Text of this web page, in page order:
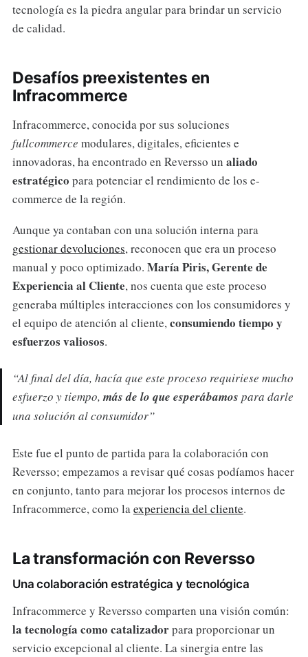
tecnología es la piedra angular para brindar un servicio
de calidad.
Desafíos preexistentes en
Infracommerce
Infracommerce, conocida por sus soluciones
fullcommerce modulares, digitales, eficientes e
innovadoras, ha encontrado en Reversso un aliado
estratégico para potenciar el rendimiento de los e-
commerce de la región.
Aunque ya contaban con una solución interna para
gestionar devoluciones, reconocen que era un proceso
manual y poco optimizado. María Piris, Gerente de
Experiencia al Cliente, nos cuenta que este proceso
generaba múltiples interacciones con los consumidores y
el equipo de atención al cliente, consumiendo tiempo y
esfuerzos valiosos.
“Al final del día, hacía que este proceso requiriese mucho
esfuerzo y tiempo, más de lo que esperábamos para darle
una solución al consumidor”
Este fue el punto de partida para la colaboración con
Reversso; empezamos a revisar qué cosas podíamos hacer
en conjunto, tanto para mejorar los procesos internos de
Infracommerce, como laexperiencia del cliente.
La transformación con Reversso
Una colaboración estratégica y tecnológica
Infracommerce y Reversso comparten una visión común:
la tecnología como catalizadorpara proporcionar un
servicio excepcional al cliente. La sinergia entre las